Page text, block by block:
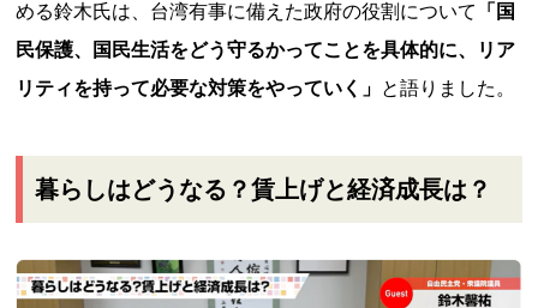
める鈴木氏は、台湾有事に備えた政府の役割について
「国
民保護、国民生活をどう守るかってことを具体的に、リア
リティを持って必要な対策をやっていく」 と語りました。
暮らしはどうなる？賃上げと経済成長は？